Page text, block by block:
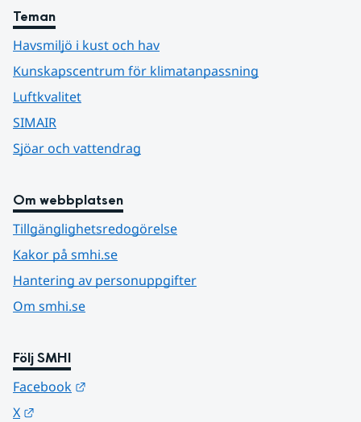
Teman
Havsmiljö i kust och hav
Kunskapscentrum för klimatanpassning
Luftkvalitet
SIMAIR
Sjöar och vattendrag
Om webbplatsen
Tillgänglighetsredogörelse
Kakor på smhi.se
Hantering av personuppgifter
Om smhi.se
Följ SMHI
Facebook
X